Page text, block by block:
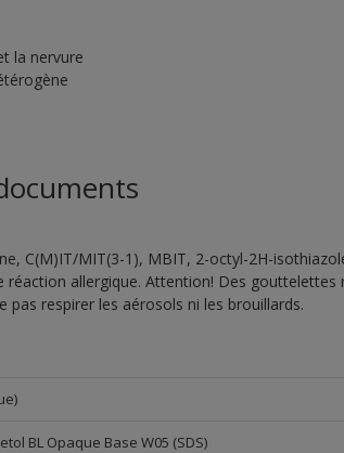
la nervure
C(M)IT/MIT(3-1), MBIT, 2-octyl-2H-
allergique. Attention! Des gouttelettes
respirer les aérosols ni les brouillards.
BL Opaque Base W05 (SDS)